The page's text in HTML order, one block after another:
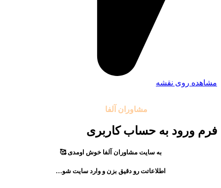
مشاهده روی نقشه
مشاوران آلفا
فرم ورود به حساب کاربری
به سایت مشاوران آلفا خوش اومدی 🥰
اطلاعاتت رو دقیق بزن و وارد سایت شو…